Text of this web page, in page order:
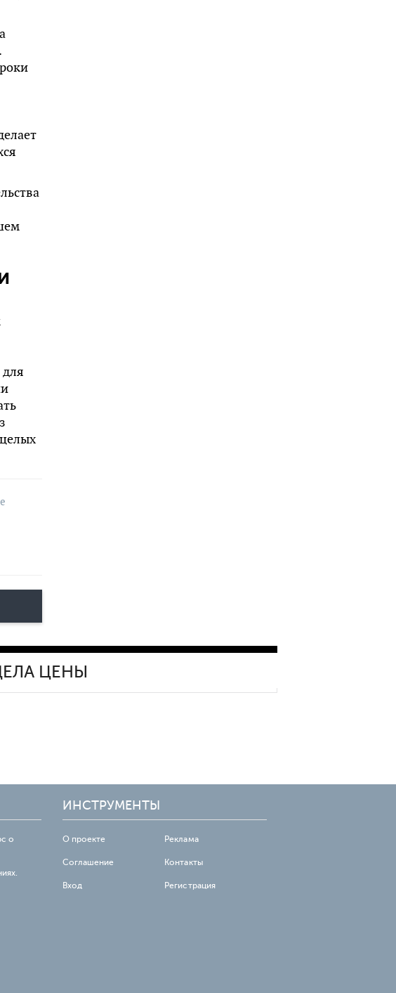
ЦЕНЫ
о
ИНСТРУМЕНТЫ
О проекте Реклама
Соглашение Контакты
Вход Регистрация